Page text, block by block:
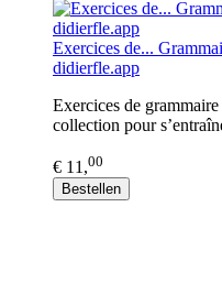
Exercices de...
didierfle.app
Exercices de
collection pour
€ 11,00
Bestellen